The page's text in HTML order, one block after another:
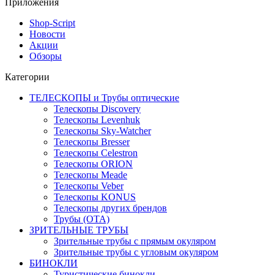
Приложения
Shop-Script
Новости
Акции
Обзоры
Категории
ТЕЛЕСКОПЫ и Трубы оптические
Телескопы Discovery
Телескопы Levenhuk
Телескопы Sky-Watcher
Телескопы Bresser
Телескопы Celestron
Телескопы ORION
Телескопы Meade
Телескопы Veber
Телескопы KONUS
Телескопы других брендов
Трубы (ОТА)
ЗРИТЕЛЬНЫЕ ТРУБЫ
Зрительные трубы с прямым окуляром
Зрительные трубы с угловым окуляром
БИНОКЛИ